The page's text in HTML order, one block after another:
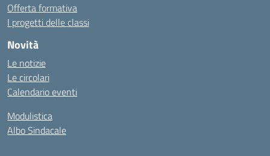
Offerta formativa
I progetti delle classi
Novità
Le notizie
Le circolari
Calendario eventi
Modulistica
Albo Sindacale